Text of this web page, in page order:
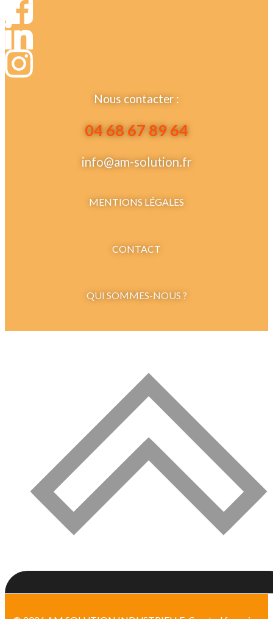
Nous contacter :
04 68 67 89 64
info@am-solution.fr
MENTIONS LÉGALES
CONTACT
QUI SOMMES-NOUS ?